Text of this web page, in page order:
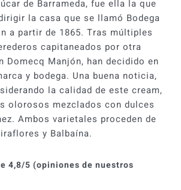
de Barrameda, fue ella la que
la casa que se llamó Bodega
a partir de 1865. Tras múltiples
capitaneados por otra
Domecq Manjón, han decidido en
y bodega. Una buena noticia,
la calidad de este cream,
olorosos mezclados con dulces
Ambos varietales proceden de
y Balbaína.
4,8/5 (opiniones de nuestros